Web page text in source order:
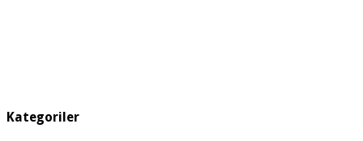
Kategoriler